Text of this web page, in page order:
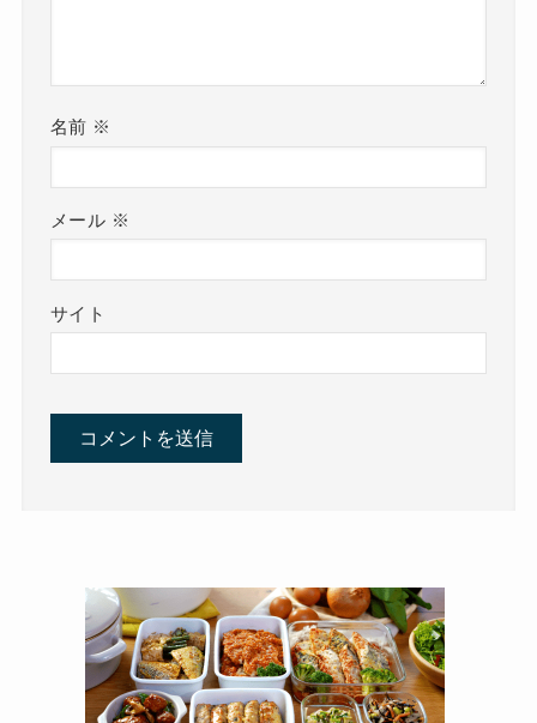
名前 ※
メール ※
サイト